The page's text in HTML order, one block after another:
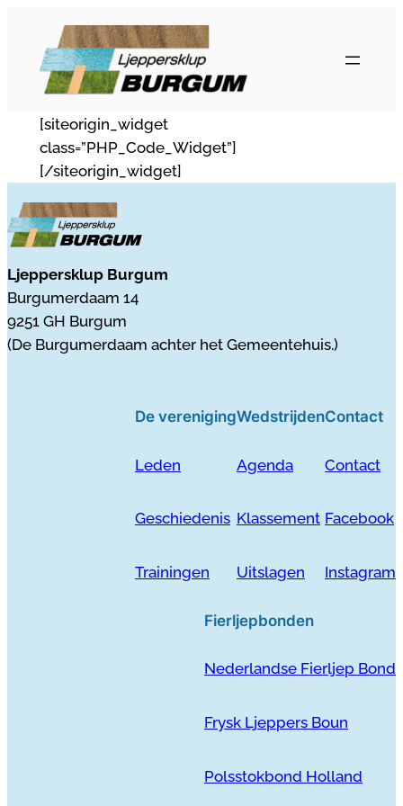
inhoud
[siteorigin_widget
class=”PHP_Code_Widget”]
[/siteorigin_widget]
Ljeppersklup Burgum
Burgumerdaam 14
9251 GH Burgum
(De Burgumerdaam achter het Gemeentehuis.)
De vereniging
Leden
Geschiedenis
Trainingen
Wedstrijden
Agenda
Klassement
Uitslagen
Contact
Contact
Facebook
Instagram
Fierljepbonden
Nederlandse Fierljep Bond
Frysk Ljeppers Boun
Polsstokbond Holland